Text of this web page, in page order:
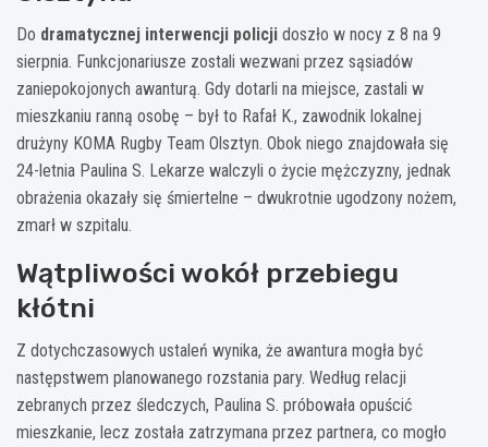
Do dramatycznej interwencji policji doszło w nocy z 8 na 9
sierpnia. Funkcjonariusze zostali wezwani przez sąsiadów
zaniepokojonych awanturą. Gdy dotarli na miejsce, zastali w
mieszkaniu ranną osobę – był to Rafał K., zawodnik lokalnej
drużyny KOMA Rugby Team Olsztyn. Obok niego znajdowała się
24-letnia Paulina S. Lekarze walczyli o życie mężczyzny, jednak
obrażenia okazały się śmiertelne – dwukrotnie ugodzony nożem,
zmarł w szpitalu.
Wątpliwości wokół przebiegu
kłótni
Z dotychczasowych ustaleń wynika, że awantura mogła być
następstwem planowanego rozstania pary. Według relacji
zebranych przez śledczych, Paulina S. próbowała opuścić
mieszkanie, lecz została zatrzymana przez partnera, co mogło